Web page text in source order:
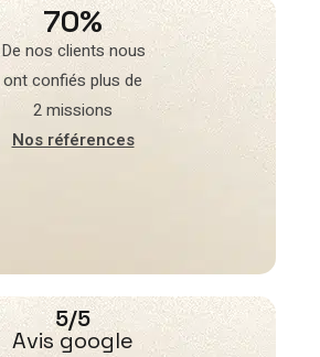
70%
De nos clients nous
ont confiés plus de
2 missions
Nos références
5/5
Avis google